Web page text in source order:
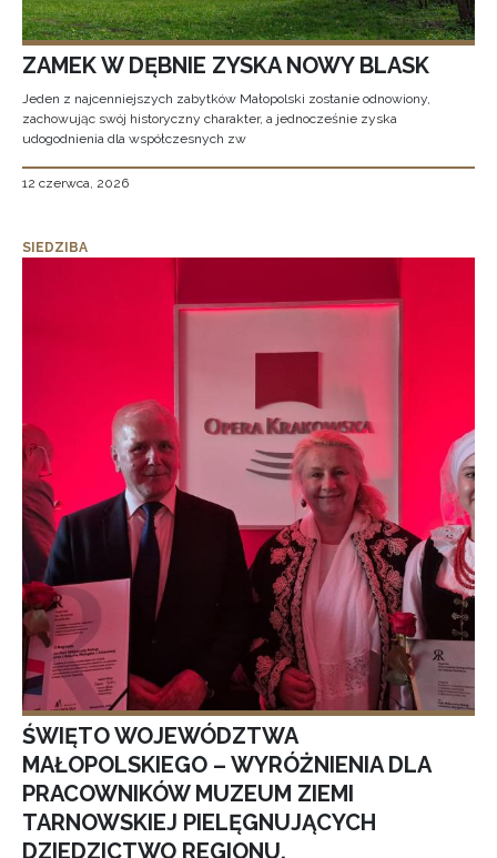
ZAMEK W DĘBNIE ZYSKA NOWY BLASK
Jeden z najcenniejszych zabytków Małopolski zostanie odnowiony,
zachowując swój historyczny charakter, a jednocześnie zyska
udogodnienia dla współczesnych zw
12 czerwca, 2026
SIEDZIBA
ŚWIĘTO WOJEWÓDZTWA
MAŁOPOLSKIEGO – WYRÓŻNIENIA DLA
PRACOWNIKÓW MUZEUM ZIEMI
TARNOWSKIEJ PIELĘGNUJĄCYCH
DZIEDZICTWO REGIONU.